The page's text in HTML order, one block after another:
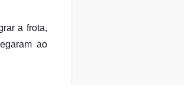
a frota,
ao